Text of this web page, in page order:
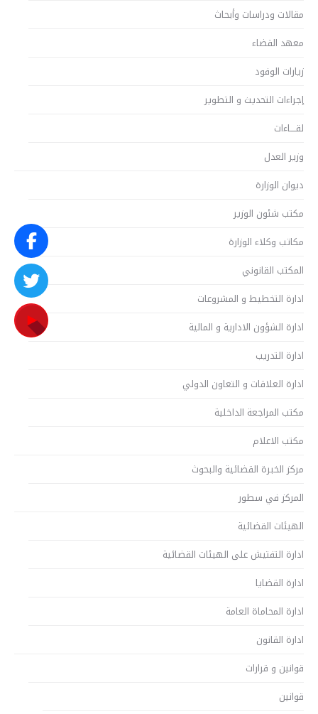
مقالات ودراسات وأبحاث
معهد القضاء
زيارات الوفود
إجراءات التحديث و التطوير
لقــــاءات
وزير العدل
ديوان الوزارة
مكتب شئون الوزير
مكاتب وكلاء الوزارة
المكتب القانوني
ادارة التخطيط و المشروعات
ادارة الشؤون الادارية و المالية
ادارة التدريب
ادارة العلاقات و التعاون الدولي
مكتب المراجعة الداخلية
مكتب الاعلام
مركز الخبرة القضائية والبحوث
المركز في سطور
الهيئات القضائية
ادارة التفتيش على الهيئات القضائية
ادارة القضايا
ادارة المحاماة العامة
ادارة القانون
قوانين و قرارات
قوانين